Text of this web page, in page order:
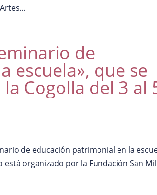
de
escuela», que se
Cogolla del 3 al
de educación patrimonial en la
está organizado por la Fundación San